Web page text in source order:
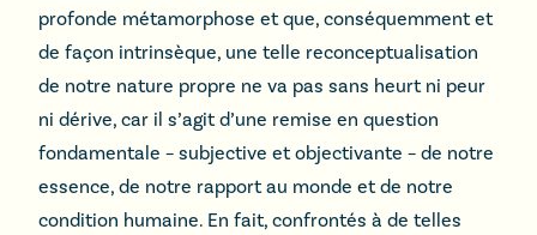
profonde métamorphose et que, conséquemment et
de façon intrinsèque, une telle reconceptualisation
de notre nature propre ne va pas sans heurt ni peur
ni dérive, car il s’agit d’une remise en question
fondamentale – subjective et objectivante – de notre
essence, de notre rapport au monde et de notre
condition humaine. En fait, confrontés à de telles